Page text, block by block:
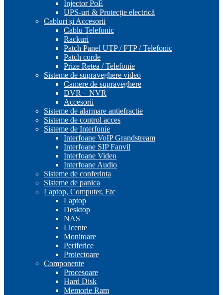
Injector PoE
UPS-uri & Protecție electrică
Cabluri și Accesorii
Cablu Telefonic
Rackuri
Patch Panel UTP / FTP / Telefonic
Patch corde
Prize Retea / Telefonie
Sisteme de supraveghere video
Camere de supraveghere
DVR – NVR
Accesorii
Sisteme de alarmare antiefractie
Sisteme de control acces
Sisteme de Interfonie
Interfoane VoIP Grandstream
Interfoane SIP Fanvil
Interfoane Video
Interfoane Audio
Sisteme de conferinta
Sisteme de panica
Laptop, Computer, Etc
Laptop
Desktop
NAS
Licențe
Monitoare
Periferice
Proiectoare
Componente
Procesoare
Hard Disk
Memorie Ram